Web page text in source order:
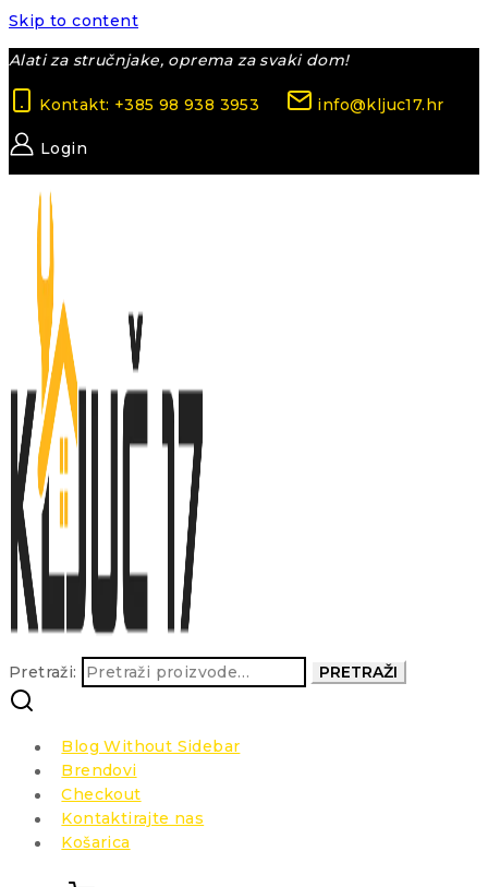
Skip to content
Alati za stručnjake, oprema za svaki dom!
Kontakt: +385 98 938 3953 info@kljuc17.hr
Login
Pretraži: PRETRAŽI
Blog Without Sidebar
Brendovi
Checkout
Kontaktirajte nas
Košarica